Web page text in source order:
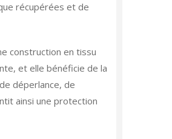
récupérées et de
construction en tissu
et elle bénéficie de la
déperlance, de
ainsi une protection